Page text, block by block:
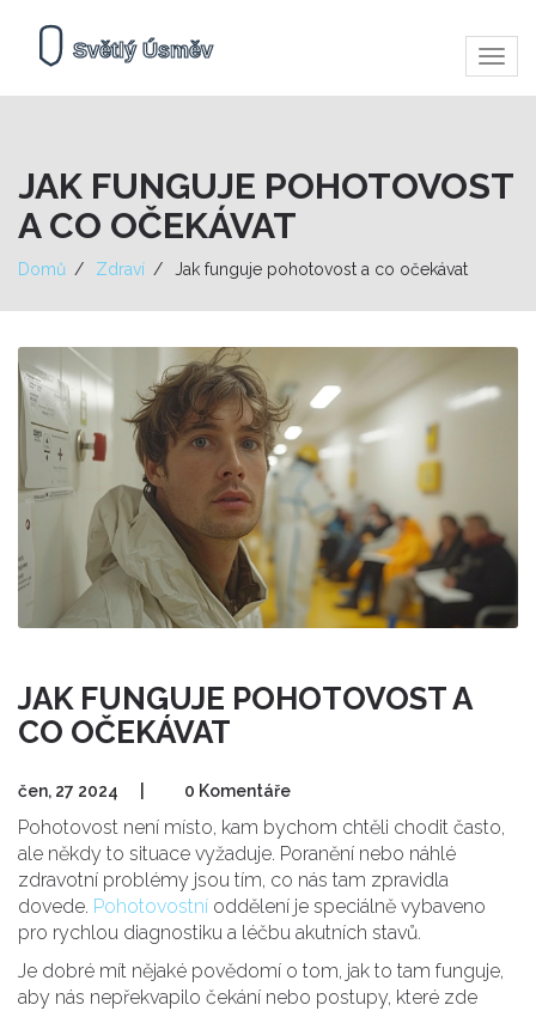
JAK FUNGUJE POHOTOVOST
A CO OČEKÁVAT
Domů Zdraví Jak funguje pohotovost a co očekávat
JAK FUNGUJE POHOTOVOST A
CO OČEKÁVAT
čen, 27 2024 0 Komentáře
Pohotovost není místo, kam bychom chtěli chodit často,
ale někdy to situace vyžaduje. Poranění nebo náhlé
zdravotní problémy jsou tím, co nás tam zpravidla
dovede. Pohotovostní oddělení je speciálně vybaveno
pro rychlou diagnostiku a léčbu akutních stavů.
Je dobré mít nějaké povědomí o tom, jak to tam funguje,
aby nás nepřekvapilo čekání nebo postupy, které zde